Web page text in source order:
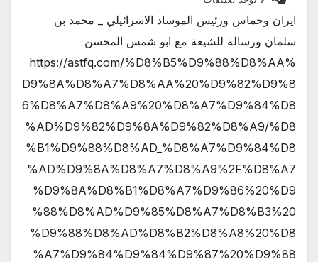
ايران وحماس ورئيس الموساد الاسرائيلي _ محمد بن
سلمان ورسالة للشيعة مع ابو شمس المحسن
https://astfq.com/%D8%B5%D9%88%D8%AA%
D9%8A%D8%A7%D8%AA%20%D9%82%D9%8
6%D8%A7%D8%A9%20%D8%A7%D9%84%D8
%AD%D9%82%D9%8A%D9%82%D8%A9/%D8
%B1%D9%88%D8%AD_%D8%A7%D9%84%D8
%AD%D9%8A%D8%A7%D8%A9%2F%D8%A7
%D9%8A%D8%B1%D8%A7%D9%86%20%D9
%88%D8%AD%D9%85%D8%A7%D8%B3%20
%D9%88%D8%AD%D8%B2%D8%A8%20%D8
%A7%D9%84%D9%84%D9%87%20%D9%88